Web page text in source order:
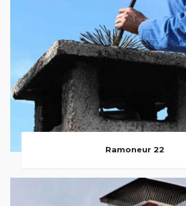
Ramoneur 22